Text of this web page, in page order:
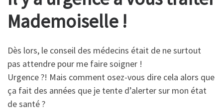
Mademoiselle !
Dès lors, le conseil des médecins était de ne surtout
pas attendre pour me faire soigner !
Urgence ?! Mais comment osez-vous dire cela alors que
ça fait des années que je tente d’alerter sur mon état
de santé ?